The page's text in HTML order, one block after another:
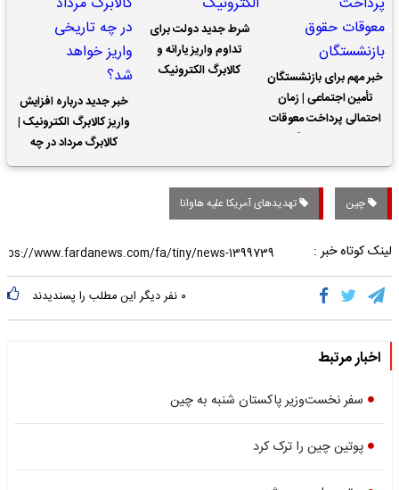
خبر مهم برای بازنشستگان
تأمین اجتماعی | زمان
احتمالی پرداخت معوقات
شرط جدید دولت برای
تداوم واریز یارانه و
کالابرگ الکترونیک
خبر جدید درباره افزایش
واریز کالابرگ الکترونیک |
کالابرگ مرداد در چه
تاریخی واریز خواهد شد؟
چین تهدیدهای آمریکا علیه هاوانا
لینک کوتاه خبر :
۰ نفر دیگر این مطلب را پسندیدند
اخبار مرتبط
سفر نخست‌وزیر پاکستان شنبه به چین
پوتین چین را ترک کرد